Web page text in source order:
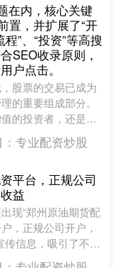
在内，核心关键
置，并扩展了“开
程”、“投资”等高搜
SEO收录原则，
户点击。
股票的交易已成为
的重要组成部分。
的投资者，还是希
手，了解股票交易
略都至....
专业配资炒股
平台，正规公司
益
现“郑州原油期货配
，正规公司开户，
传信息，吸引了不少
宣传往往描绘了一